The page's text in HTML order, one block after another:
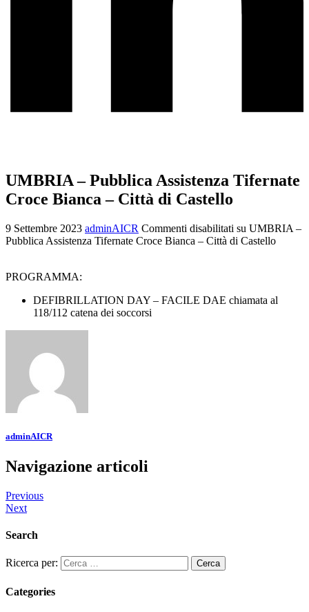
UMBRIA – Pubblica Assistenza Tifernate
Croce Bianca – Città di Castello
9 Settembre 2023 adminAICR Commenti disabilitati su UMBRIA –
Pubblica Assistenza Tifernate Croce Bianca – Città di Castello
PROGRAMMA:
DEFIBRILLATION DAY – FACILE DAE chiamata al
118/112 catena dei soccorsi
adminAICR
Navigazione articoli
Previous
Next
Search
Ricerca per:
Categories